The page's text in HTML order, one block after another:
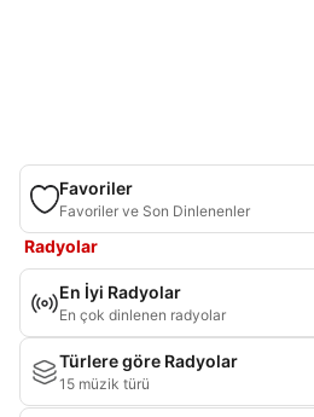
Favoriler
Favoriler ve Son Dinlenenler
Radyolar
En İyi Radyolar
En çok dinlenen radyolar
Türlere göre Radyolar
15 müzik türü